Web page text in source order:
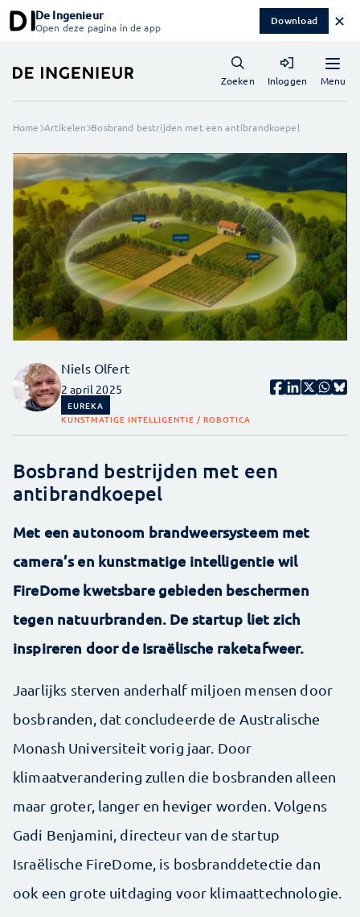
De Ingenieur
Open deze pagina in de app Download ✕
Menu
Zoeken Inloggen
Home Artikelen Bosbrand bestrijden met een antibrandkoepel
Niels Olfert
2 april 2025
EUREKA
KUNSTMATIGE INTELLIGENTIE / ROBOTICA
Bosbrand bestrijden met een
antibrandkoepel
Met een autonoom brandweersysteem met
camera’s en kunstmatige intelligentie wil
FireDome kwetsbare gebieden beschermen
tegen natuurbranden. De startup liet zich
inspireren door de Israëlische raketafweer.
Jaarlijks sterven anderhalf miljoen mensen door
bosbranden, dat concludeerde de Australische
Monash Universiteit vorig jaar. Door
klimaatverandering zullen die bosbranden alleen
maar groter, langer en heviger worden. Volgens
Gadi Benjamini, directeur van de startup
Israëlische FireDome, is bosbranddetectie dan
ook een grote uitdaging voor klimaattechnologie.